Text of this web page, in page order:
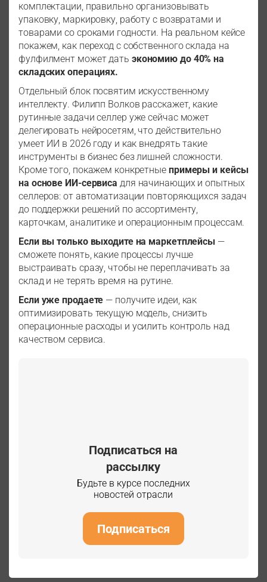
комплектации, правильно организовывать
упаковку, маркировку, работу с возвратами и
товарами со сроками годности. На реальном кейсе
покажем, как переход с собственного склада на
фулфилмент может дать экономию до 40% на
складских операциях.
Отдельный блок посвятим искусственному
интеллекту. Филипп Волков расскажет, какие
рутинные задачи селлер уже сейчас может
делегировать нейросетям, что действительно
умеет ИИ в 2026 году и как внедрять такие
инструменты в бизнес без лишней сложности.
Кроме того, покажем конкретные примеры и кейсы
на основе ИИ-сервиса для начинающих и опытных
селлеров: от автоматизации повторяющихся задач
до поддержки решений по ассортименту,
карточкам, аналитике и операционным процессам.
Если вы только выходите на маркетплейсы —
сможете понять, какие процессы лучше
выстраивать сразу, чтобы не переплачивать за
склад и не терять время на рутине.
Если уже продаете — получите идеи, как
оптимизировать текущую модель, снизить
операционные расходы и усилить контроль над
качеством сервиса.
Подписаться на
рассылку
Будьте в курсе последних
новостей отрасли
Подписаться